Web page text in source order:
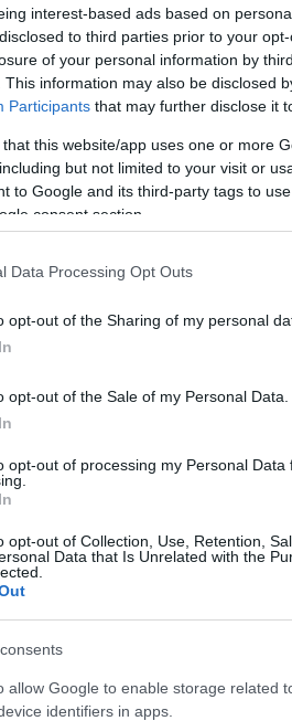
interest-based ads based on
to third parties prior to your
of your personal information by
This information may also be disclosed
Participants that may further disclose it
that this website/app uses one or more
but not limited to your visit or
to Google and its third-party tags to
consent section.
Data Processing Opt Outs
opt-out of the Sharing of my personal
opt-out of the Sale of my Personal Data.
opt-out of processing my Personal Data
opt-out of Collection, Use, Retention,
Data that Is Unrelated with the
allow Google to enable storage related
identifiers in apps.
fosseilleso, ivigili del fuoco
e pulire la strada dai detriti.
chiusa durante queste
una pattuglia deicarabinieri.
ferita una
cliccandoqui
nella sezione
Incidente Portisco
Notizie